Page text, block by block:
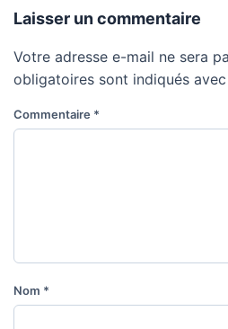
Laisser un commentaire
Votre adresse e-mail ne sera
obligatoires sont indiqués avec
Commentaire *
Nom *